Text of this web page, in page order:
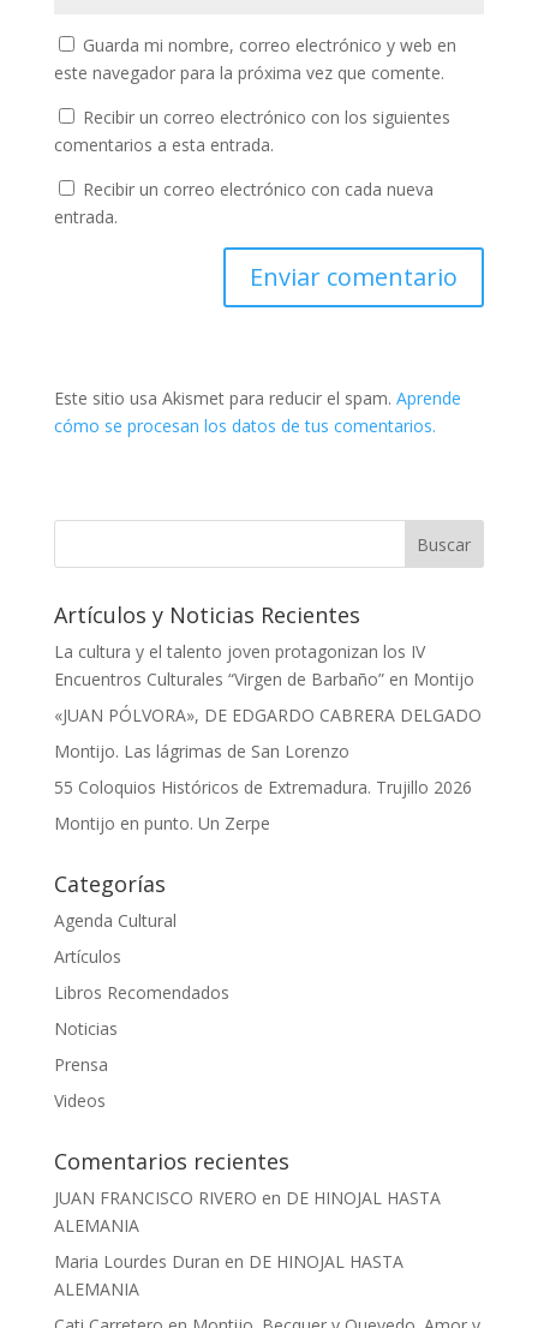
Guarda mi nombre, correo electrónico y web en
este navegador para la próxima vez que comente.
Recibir un correo electrónico con los siguientes
comentarios a esta entrada.
Recibir un correo electrónico con cada nueva
entrada.
Este sitio usa Akismet para reducir el spam. Aprende
cómo se procesan los datos de tus comentarios.
Artículos y Noticias Recientes
La cultura y el talento joven protagonizan los IV
Encuentros Culturales “Virgen de Barbaño” en Montijo
«JUAN PÓLVORA», DE EDGARDO CABRERA DELGADO
Montijo. Las lágrimas de San Lorenzo
55 Coloquios Históricos de Extremadura. Trujillo 2026
Montijo en punto. Un Zerpe
Categorías
Agenda Cultural
Artículos
Libros Recomendados
Noticias
Prensa
Videos
Comentarios recientes
JUAN FRANCISCO RIVERO en DE HINOJAL HASTA
ALEMANIA
Maria Lourdes Duran en DE HINOJAL HASTA
ALEMANIA